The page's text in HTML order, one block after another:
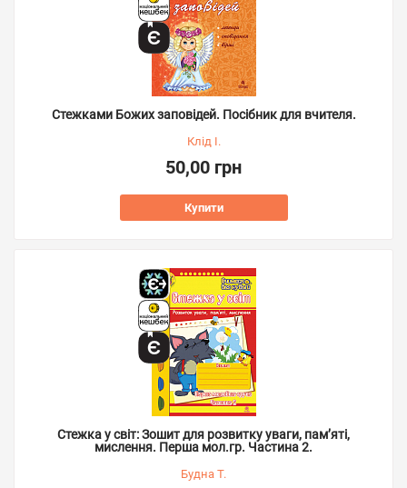
Стежками Божих заповідей. Посібник для вчителя.
Клід І.
50,00 грн
Купити
Стежка у світ: Зошит для розвитку уваги, пам’яті,
мислення. Перша мол.гр. Частина 2.
Будна Т.